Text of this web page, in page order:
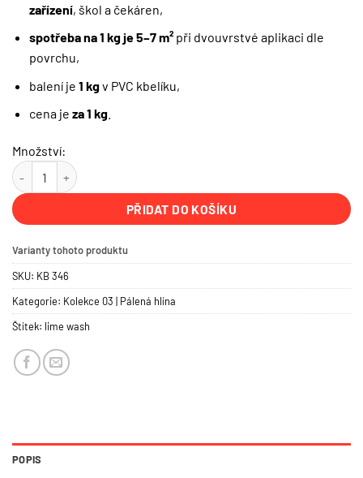
zařízení, škol a čekáren,
spotřeba na 1 kg je 5–7 m²při dvouvrstvé aplikaci dle
povrchu,
balení je 1 kgv PVC kbelíku,
cena je za 1 kg.
Množství:
KB 346 — Terracotta hell | PROFI BABY COLOR množství
PŘIDAT DO KOŠÍKU
Varianty tohoto produktu
SKU: KB 346
Kategorie: Kolekce 03 | Pálená hlína
Štítek: lime wash
POPIS